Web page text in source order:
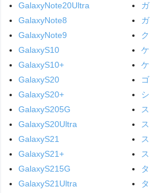
GalaxyNote20Ultra
GalaxyNote8
GalaxyNote9
GalaxyS10
GalaxyS10+
GalaxyS20
GalaxyS20+
GalaxyS205G
GalaxyS20Ultra
GalaxyS21
GalaxyS21+
GalaxyS215G
GalaxyS21Ultra